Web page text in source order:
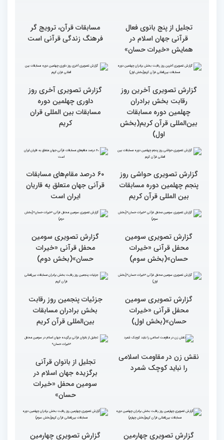
تجلیل از پنج بانوی فعال
قرآنی جهان اسلام در
همایش «خیرات حسان»
مسابقات قرآن، ترویج گر
فرهنگ زندگی قرآنی است
رقابت بخش برادران
چهلمین دوره مسابقات
بین‌المللی قرآن کریم(بخش
اول)
گزارش تصویری آخری روز
مسابقات بین المللی قران
کریم
گزارش تصویری حواشی روز
پنجم چهلمین دوره مسابقات
بین المللی قرآن کریم
۶۰ درصد مقام‌های مسابقات
قرآنی جهان متعلق به قاریان
ایران است
محفل قرآنی «خیرات
حسان»(بخش سوم)
گزارش تصویری سومین
محفل قرآنی «خیرات
حسان»(بخش دوم)
گزارش تصویری سومین
محفل قرآنی «خیرات
حسان»(بخش اول)
جزئیات پنجمین روز رقابت
بخش برادران مسابقات
بین‌المللی قرآن کریم